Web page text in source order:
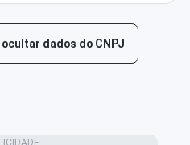
dados do CNPJ